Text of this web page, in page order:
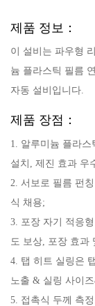
제품 정보：
이 설비는 파우형
늄 플라스틱 필름
자동 설비입니다.
제품 장점：
1. 알루미늄 플라
설치, 제진 효과 우
2. 서보로 필름 펀
식 채용;
3. 포장 자기 적응
도 보상, 포장 효과
4. 탭 히트 실링은
노출 & 실링 사이
5. 접촉식 두께 측